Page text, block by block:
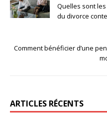
Quelles sont
du divorce
Comment bénéficier d’une
ARTICLES RÉCENTS